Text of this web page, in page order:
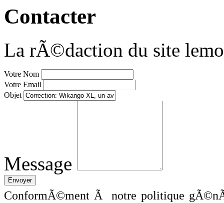
Contacter
La rÃ©daction du site
Votre Nom
Votre Email
Objet
Message
ConformÃ©ment Ã notre politique